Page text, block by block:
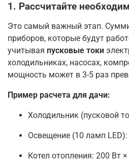
1. Рассчитайте
Это самый важный этап.
приборов, которые будут
учитывая пусковые токи
холодильниках, насосах,
мощность может в 3-5 раз
Пример расчета для дачи:
Холодильник (пусковой
Освещение (10 ламп
Котел отопления: 200 Вт